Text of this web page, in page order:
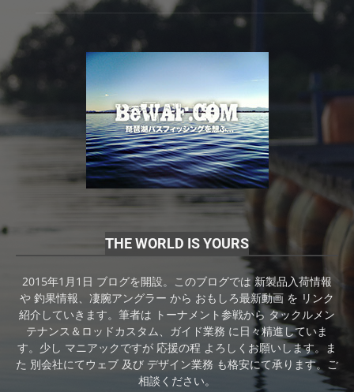
THE WORLD IS YOURS
2015年1月1日 ブログを開設。このブログでは 新製品入荷情報
や 釣果情報、凄腕アングラー から おもしろ最新動画 を リンク
紹介していきます。筆者は トーナメント参戦から タックルメン
テナンス＆ロッドカスタム、ガイド業務 に日々精進していま
す。少し マニアックですが 応援の程 よろしくお願いします。ま
た 別会社にてウェブ 及び デザイン業務 も格安にて承ります。ご
相談ください。